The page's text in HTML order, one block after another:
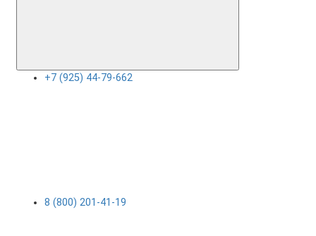
+7 (925) 44-79-662
8 (800) 201-41-19